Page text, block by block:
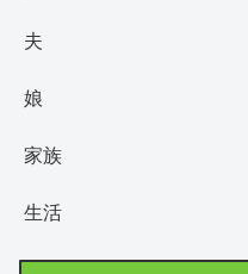
夫
娘
家族
生活